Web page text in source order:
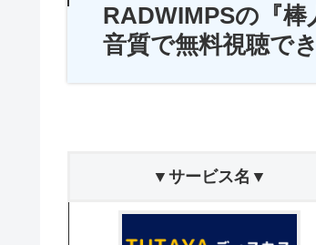
RADWIMPSの『
音質で無料視聴で
▼サービス名▼